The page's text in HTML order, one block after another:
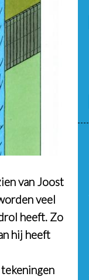
van Joost
veel
heeft. Zo
hij heeft